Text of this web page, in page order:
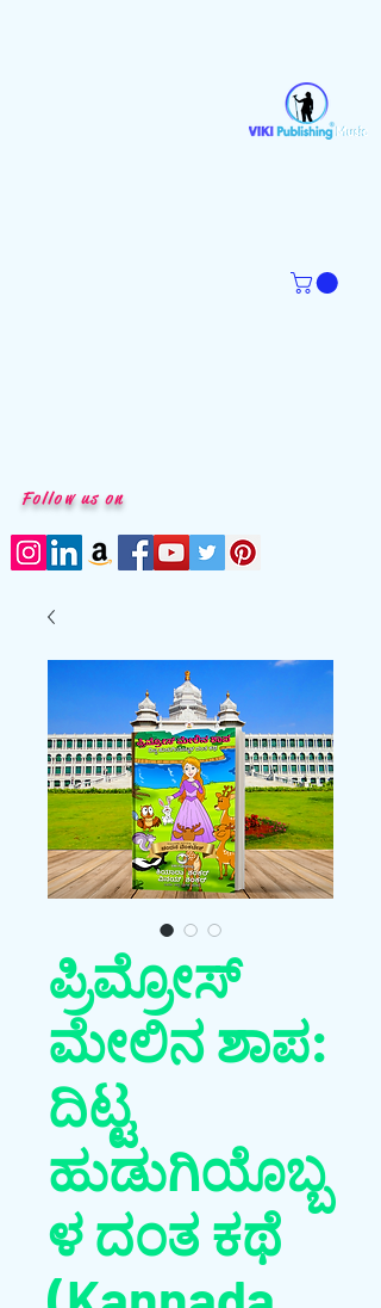
Follow us on
ಪ್ರಿಮ್ರೋಸ್
ಮೇಲಿನ ಶಾಪ:
ದಿಟ್ಟ
ಹುಡುಗಿಯೊಬ್ಬ
ಳ ದಂತ ಕಥೆ